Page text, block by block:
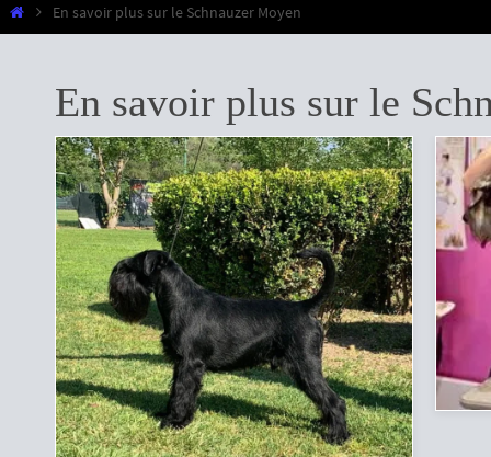
HomeEn savoir plus sur le Schnauzer Moyen
En savoir plus sur le